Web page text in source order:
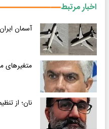
اخبار مرتبط
آسمان
متغیرهای
نان؛ از